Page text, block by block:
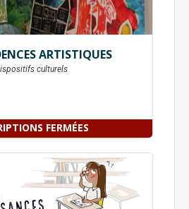
FERMÉES
ARTISTIQUES
culturels